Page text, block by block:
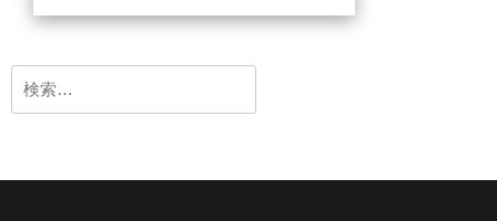
索: